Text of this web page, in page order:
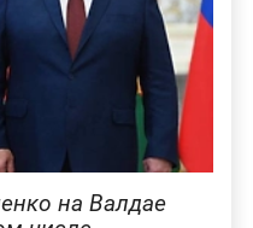
на Валдае